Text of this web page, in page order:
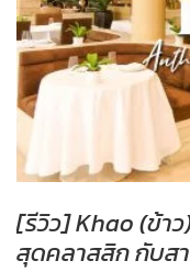
[รีวิว] Khao (ข้าว
สุดคลาสสิก กับส